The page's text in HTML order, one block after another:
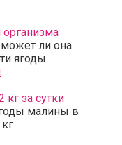
ли она
ягоды
за сутки
малины в